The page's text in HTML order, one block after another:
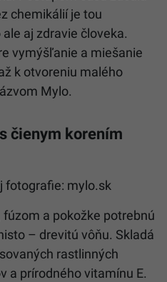
chemikálií je tou
aj zdravie človeka.
vymýšľanie a miešanie
k otvoreniu malého
Mylo.
čienym korením
mylo.sk
a pokožke potrebnú
– drevitú vôňu. Skladá
rastlinných
a prírodného vitamínu E.